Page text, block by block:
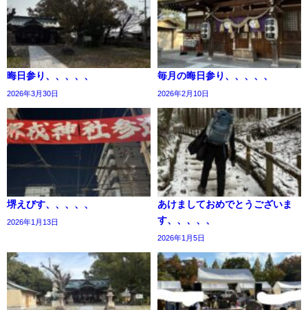
晦日参り、、、、、
2026年3月30日
毎月の晦日参り、、、、、
2026年2月10日
堺えびす、、、、、
2026年1月13日
あけましておめでとうございま
す、、、、、
2026年1月5日